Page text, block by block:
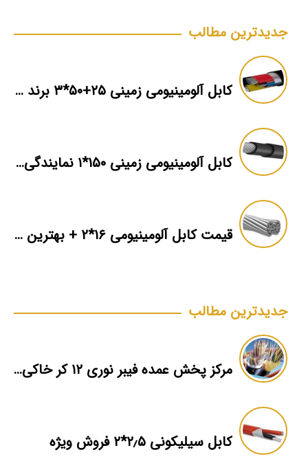
جدیدترین مطالب
کابل آلومینیومی زمینی ۲۵+۵۰*۳ برند ماهان
کابل آلومینیومی زمینی ۱۵۰*۱ نمایندگی فروش
قیمت کابل آلومینیومی ۱۶*۲ + بهترین برند بازار + اطلاعات فنی
جدیدترین مطالب
مرکز پخش عمده فیبر نوری ۱۲ کر خاکی سینگل مود
کابل سیلیکونی ۲٫۵*۲ فروش ویژه